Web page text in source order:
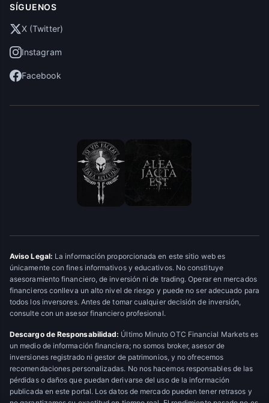
SÍGUENOS
X (Twitter)
Instagram
Facebook
Aviso Legal: La información proporcionada en este sitio web es
únicamente con fines informativos y educativos. No constituye
asesoramiento financiero, de inversión ni de trading. Operar en mercados
financieros conlleva un alto nivel de riesgo y puede no ser adecuado para
todos los inversores. Antes de tomar cualquier decisión de inversión,
consulte con un asesor financiero profesional.
Descargo de Responsabilidad: Último Minuto OTC Financial Markets es
un medio de información financiera; no somos broker, asesor de
inversiones registrado ni gestor de patrimonios, y no ofrecemos
recomendaciones personalizadas. No nos hacemos responsables de las
pérdidas o daños que puedan derivarse del uso de la información
publicada en este portal. Los datos de mercado pueden tener retrasos y